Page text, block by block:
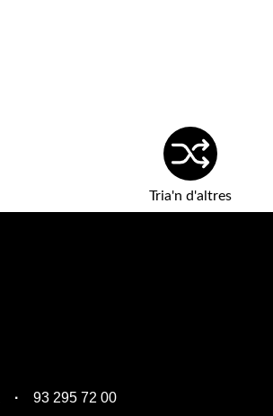
Tria'n d'altres
93 295 72 00